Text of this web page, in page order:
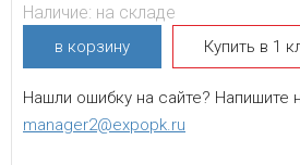
Наличие: на складе
в корзину Купить в 1
Нашли ошибку на сайте? Напишите
manager2@expopk.ru